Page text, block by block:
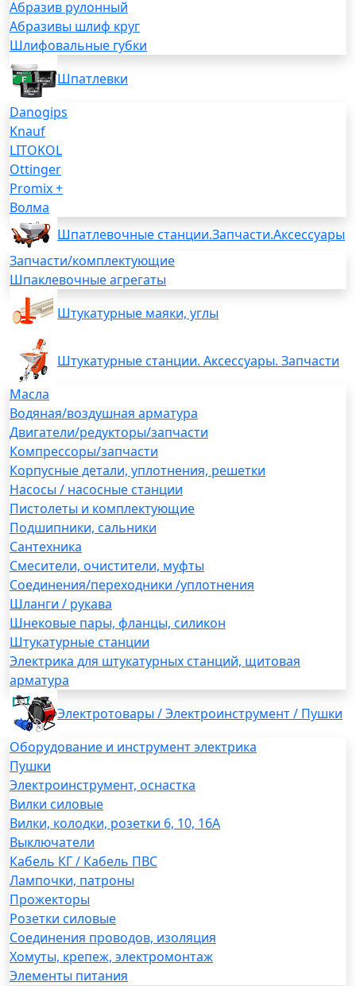
Абразив рулонный
Абразивы шлиф круг
Шлифовальные губки
Шпатлевки
Danogips
Knauf
LITOKOL
Ottinger
Promix +
Волма
Шпатлевочные станции.Запчасти.Аксессуары
Запчасти/комплектующие
Шпаклевочные агрегаты
Штукатурные маяки, углы
Штукатурные станции. Аксессуары. Запчасти
Масла
Водяная/воздушная арматура
Двигатели/редукторы/запчасти
Компрессоры/запчасти
Корпусные детали, уплотнения, решетки
Насосы / насосные станции
Пистолеты и комплектующие
Подшипники, сальники
Сантехника
Смесители, очистители, муфты
Соединения/переходники /уплотнения
Шланги / рукава
Шнековые пары, фланцы, силикон
Штукатурные станции
Электрика для штукатурных станций, щитовая
арматура
Электротовары / Электроинструмент / Пушки
Оборудование и инструмент электрика
Пушки
Электроинструмент, оснастка
Вилки силовые
Вилки, колодки, розетки 6, 10, 16А
Выключатели
Кабель КГ / Кабель ПВС
Лампочки, патроны
Прожекторы
Розетки силовые
Соединения проводов, изоляция
Хомуты, крепеж, электромонтаж
Элементы питания